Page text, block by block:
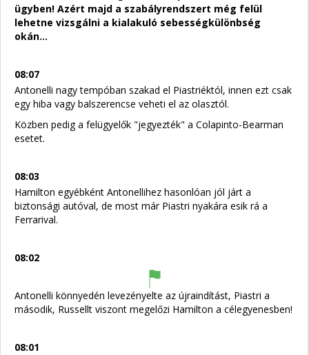
ügyben! Azért majd a szabályrendszert még felül
lehetne vizsgálni a kialakuló sebességkülönbség
okán...
08:07
Antonelli nagy tempóban szakad el Piastriéktól, innen ezt csak
egy hiba vagy balszerencse veheti el az olasztól.
Közben pedig a felügyelők "jegyezték" a Colapinto-Bearman
esetet.
08:03
Hamilton egyébként Antonellihez hasonlóan jól járt a
biztonsági autóval, de most már Piastri nyakára esik rá a
Ferrarival.
08:02
Antonelli könnyedén levezényelte az újraindítást, Piastri a
második, Russellt viszont megelőzi Hamilton a célegyenesben!
08:01